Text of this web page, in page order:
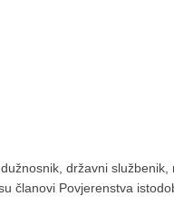
državni
članovi Povjerenstva